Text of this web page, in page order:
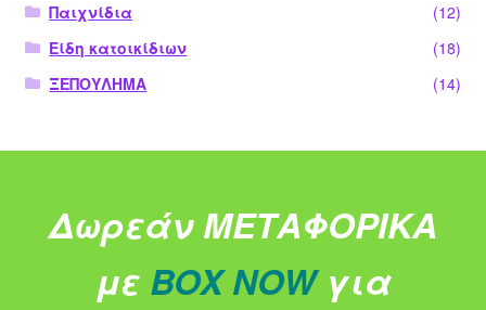
Παιχνίδια
(12)
Είδη κατοικίδιων
(18)
ΞΕΠΟΥΛΗΜΑ
(14)
Δωρεάν ΜΕΤΑΦΟΡΙΚΑ
με BOX NOW για